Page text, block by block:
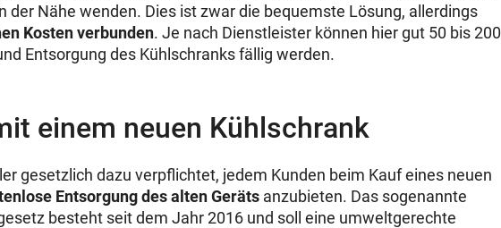
der Nähe wenden. Dies ist zwar die bequemste Lösung, allerdings
Kosten verbunden. Je nach Dienstleister können hier gut 50 bis 200
Entsorgung des Kühlschranks fällig werden.
einem neuen Kühlschrank
gesetzlich dazu verpflichtet, jedem Kunden beim Kauf eines neuen
Entsorgung des alten Geräts anzubieten. Das sogenannte
besteht seit dem Jahr 2016 und soll eine umweltgerechte